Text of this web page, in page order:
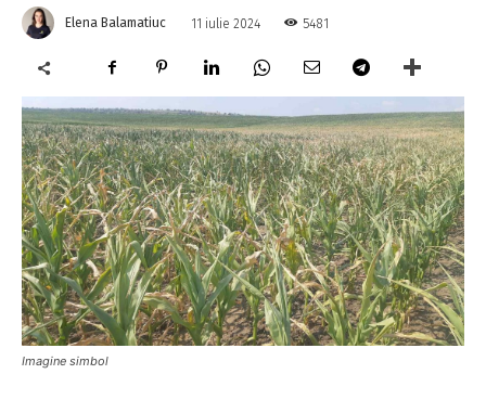
Elena Balamatiuc 11 iulie 2024 5481
Imagine simbol